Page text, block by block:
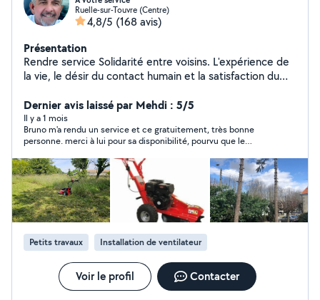
Ruelle-sur-Touvre (Centre)
4,8/5 (168 avis)
Présentation
Rendre service Solidarité entre voisins. L'expérience de
la vie, le désir du contact humain et la satisfaction du
dire gratuité.....
Dernier avis laissé par Mehdi : 5/5
Il y a 1 mois
Bruno m'a rendu un service et ce gratuitement, très bonne
personne. merci à lui pour sa disponibilité, pourvu que le
Petits travaux Installation de ventilateur
Voir le profil Contacter